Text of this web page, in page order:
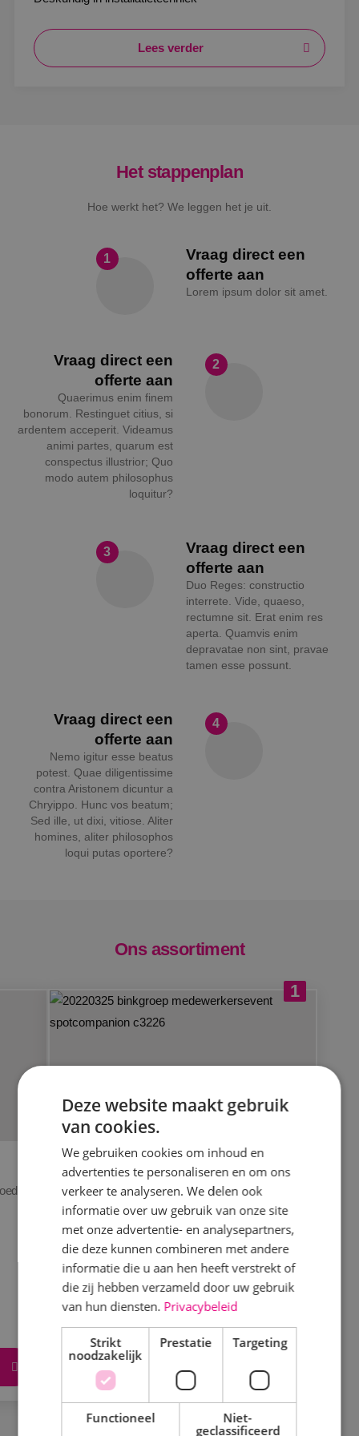
Lees verder
Het stappenplan
Hoe werkt het? We leggen het je uit.
1
Vraag direct een
offerte aan
Lorem ipsum dolor sit amet.
2
Vraag direct een
offerte aan
Quaerimus enim finem
bonorum. Restinguet citius, si
ardentem acceperit. Videamus
animi partes, quarum est
conspectus illustrior; Quo
modo autem philosophus
loquitur?
3
Vraag direct een
offerte aan
Duo Reges: constructio
interrete. Vide, quaeso,
rectumne sit. Erat enim res
aperta. Quamvis enim
depravatae non sint, pravae
tamen esse possunt.
4
Vraag direct een
offerte aan
Nemo igitur esse beatus
potest. Quae diligentissime
contra Aristonem dicuntur a
Chryippo. Hunc vos beatum;
Sed ille, ut dixi, vitiose. Aliter
homines, aliter philosophos
loqui putas oportere?
Ons assortiment
1
Product of dienst
Wij blinken uit in service. Het begint met goed
luisteren en daardoor.
Eigenschap van product
Eigenschap van product
Eigenschap van product
Deze website maakt gebruik
van cookies.
We gebruiken cookies om inhoud en
advertenties te personaliseren en om ons
verkeer te analyseren. We delen ook
informatie over uw gebruik van onze site
met onze advertentie- en analysepartners,
die deze kunnen combineren met andere
informatie die u aan hen heeft verstrekt of
die zij hebben verzameld door uw gebruik
van hun diensten. Privacybeleid
Strikt
noodzakelijk
Prestatie Targeting
Functioneel
Niet-
geclassificeerd